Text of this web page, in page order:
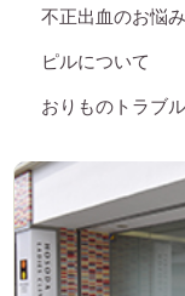
不正出血のお悩み
ピルについて
おりものトラブル